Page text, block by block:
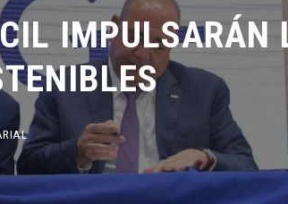
IMPULSARÁN LA